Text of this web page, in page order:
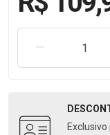
REMOVER